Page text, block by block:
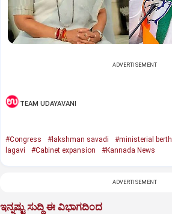
ADVERTISEMENT
TEAM UDAYAVANI
#Congress #lakshman savadi #ministerial berth
lagavi
#Cabinet expansion #Kannada News
ADVERTISEMENT
ಇನ್ನಷ್ಟು ಸುದ್ದಿ ಈ ವಿಭಾಗದಿಂದ